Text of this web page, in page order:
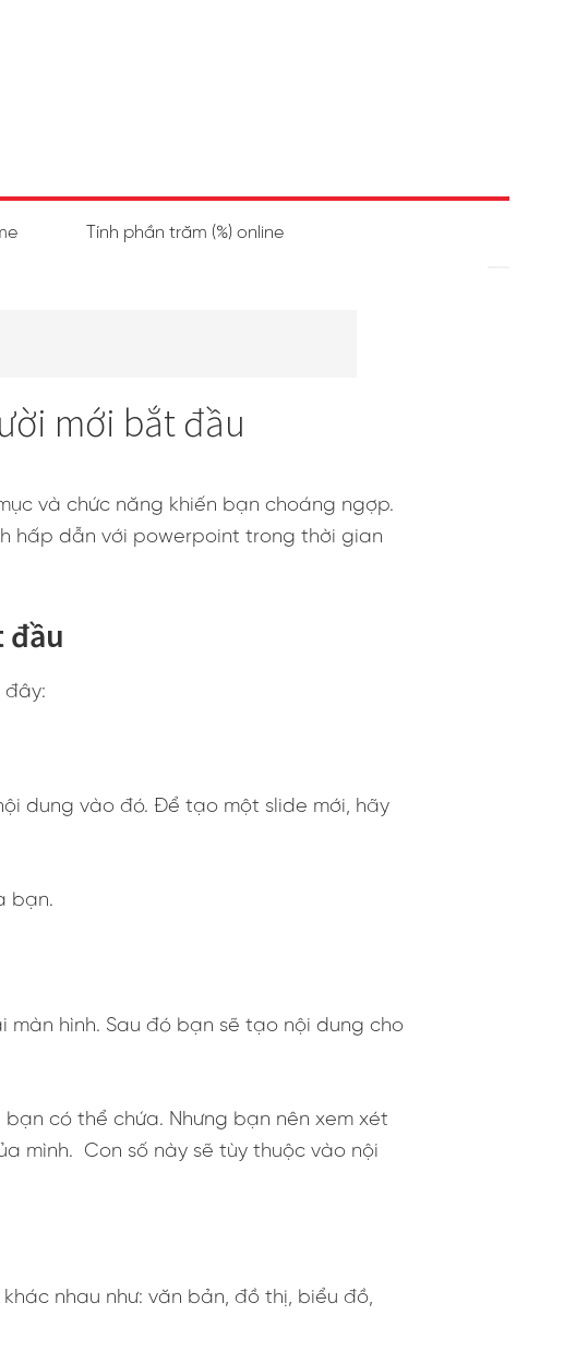
Tính phần trăm (%) online
mới bắt đầu
và chức năng khiến bạn choáng ngợp.
hấp dẫn với powerpoint trong thời gian
đầu
đây:
dung vào đó. Để tạo một slide mới, hãy
bạn.
hình. Sau đó bạn sẽ tạo nội dung cho
có thể chứa. Nhưng bạn nên xem xét
mình. Con số này sẽ tùy thuộc vào nội
nhau như: văn bản, đồ thị, biểu đồ,